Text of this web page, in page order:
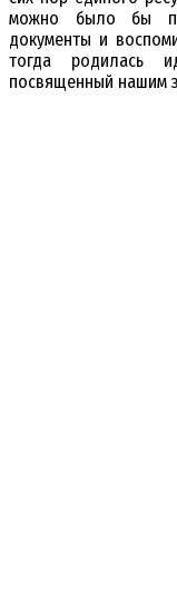
можно было бы
документы и
тогда родилась
посвященный нашим